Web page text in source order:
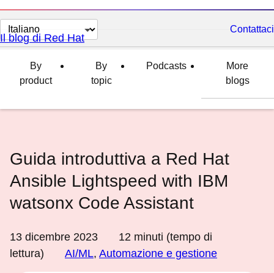
Cambia
lingua
Contattaci
Il blog di Red Hat
By
product
By
topic
Podcasts
More
blogs
Guida introduttiva a Red Hat
Ansible Lightspeed with IBM
watsonx Code Assistant
13 dicembre 2023 12 minuti (tempo di
lettura)
AI/ML, Automazione e gestione